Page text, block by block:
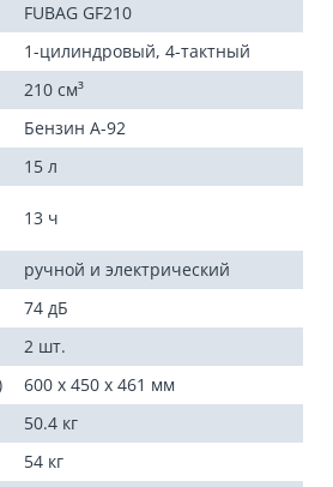
FUBAG GF210
1-цилиндровый, 4-тактный
210 см³
Бензин А-92
15 л
13 ч
ручной и электрический
74 дБ
2 шт.
600 x 450 x 461 мм
50.4 кг
54 кг